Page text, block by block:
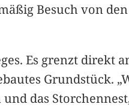
Besuch von
Es grenzt direkt
Grundstück.
das